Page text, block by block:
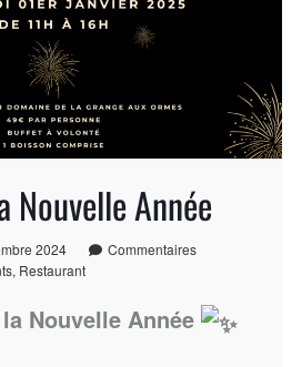
Nouvelle Année
2024
Commentaires
, Restaurant
Nouvelle Année